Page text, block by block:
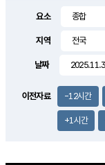
12.0
요소
지역
날짜
이전자료 -12시간
+1시간